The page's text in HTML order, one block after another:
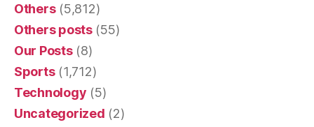
Others(5,812)
Others posts(55)
Our Posts(8)
Sports(1,712)
Technology (5)
Uncategorized (2)